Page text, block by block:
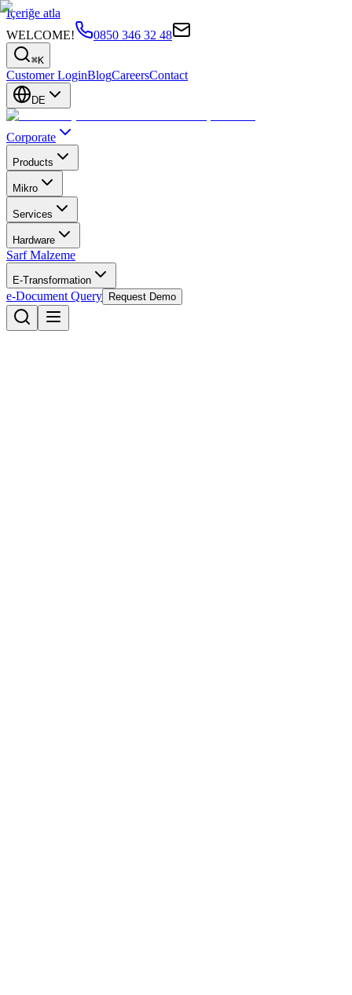
İçeriğe atla
WELCOME!
0850 346 32 48
⌘K
Customer LoginBlogCareersContact
DE
Corporate
Products
Mikro
Services
Hardware
Sarf Malzeme
E-Transformation
e-Document Query Request Demo